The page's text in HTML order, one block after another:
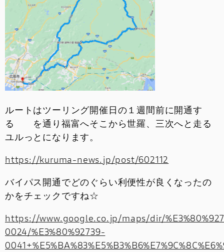
ルートはツーリング開催日の１週間前に開通す
る を通り福富へそこから世羅、三次へと走る
ユルっとになります。
https://kuruma-news.jp/post/602112
バイパス開通でどのぐらい利便性が良くなったの
かをチェックですね☆
https://www.google.co.jp/maps/dir/
0024/%E3%80%92739-